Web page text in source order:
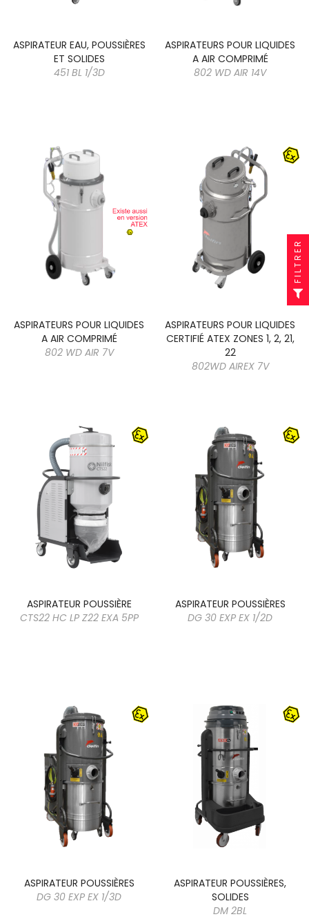
ASPIRATEUR EAU, POUSSIÈRES
ET SOLIDES
451 BL 1/3D
ASPIRATEURS POUR LIQUIDES
A AIR COMPRIMÉ
802 WD AIR 14V
ASPIRATEURS POUR LIQUIDES
A AIR COMPRIMÉ
802 WD AIR 7V
ASPIRATEURS POUR LIQUIDES
CERTIFIÉ ATEX ZONES 1, 2, 21,
22
802WD AIREX 7V
ASPIRATEUR POUSSIÈRE
CTS22 HC LP Z22 EXA 5PP
ASPIRATEUR POUSSIÈRES
DG 30 EXP EX 1/2D
ASPIRATEUR POUSSIÈRES
DG 30 EXP EX 1/3D
ASPIRATEUR POUSSIÈRES,
SOLIDES
DM 2BL
FILTRER